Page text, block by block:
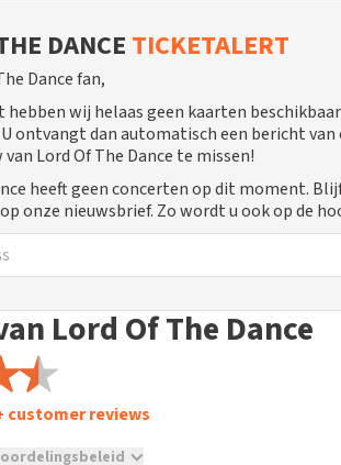
DANCE TICKETALERT
Dance fan,
wij helaas geen kaarten
U ontvangt dan automatisch een bericht
Lord Of The Dance te missen!
heeft geen concerten op dit moment.
onze nieuwsbrief. Zo wordt u ook op de
Lord Of The Dance
customer reviews